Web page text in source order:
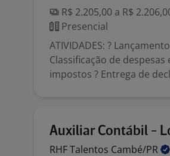
R$ 2.205,00 a R$
Presencial
ATIVIDADES: ?
Classificação de
impostos ? Entrega de
Auxiliar Contábil -
RHF Talentos Cambé/PR